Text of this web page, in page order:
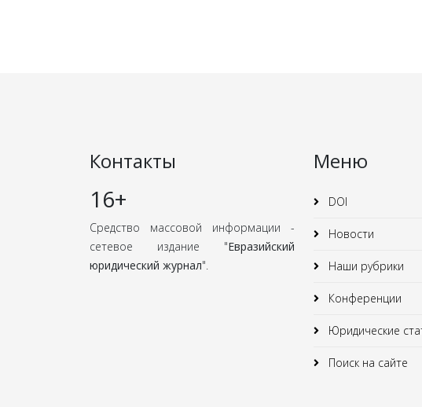
Контакты
16+
Средство массовой информации -
сетевое издание "Евразийский
юридический журнал".
Меню
DOI
Новости
Наши рубрики
Конференции
Юридические
Поиск на сайте